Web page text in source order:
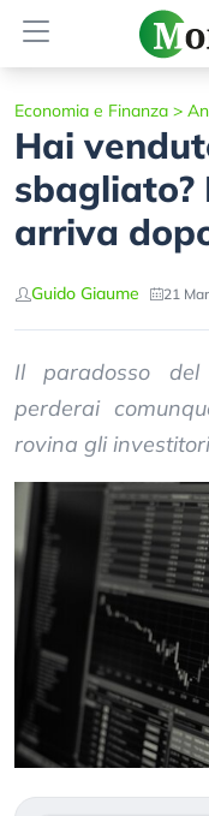
Economia e Finanza >
Hai
sbagliato?
arriva
Guido Giaume 21
Il paradosso
perderai
rovina gli